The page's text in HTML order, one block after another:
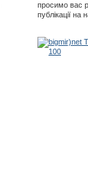
просимо вас
публікації на